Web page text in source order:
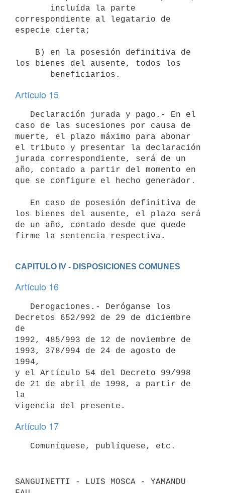
correspondiente al legatario de
especie cierta;
los bienes del ausente, todos los
Artículo 15
caso de las sucesiones por causa de
muerte, el plazo máximo para abonar
el tributo y presentar la declaración
jurada correspondiente, será de un
año, contado a partir del momento en
que se configure el hecho generador.
los bienes del ausente, el plazo será
de un año, contado desde que quede
CAPITULO IV - DISPOSICIONES COMUNES
Artículo 16
Decretos 652/992 de 29 de diciembre
de
1992, 485/993 de 12 de noviembre de
1993, 378/994 de 24 de agosto de
1994,
y el Artículo 54 del Decreto 99/998
de 21 de abril de 1998, a partir de
la
Artículo 17
SANGUINETTI - LUIS MOSCA - YAMANDU